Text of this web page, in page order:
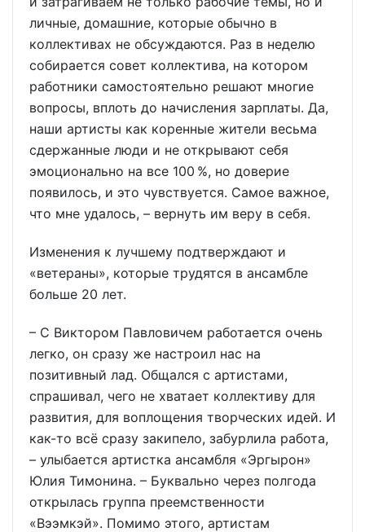
личные, домашние, которые обычно в
коллективах не обсуждаются. Раз в неделю
собирается совет коллектива, на котором
работники самостоятельно решают многие
вопросы, вплоть до начисления зарплаты. Да,
наши артисты как коренные жители весьма
сдержанные люди и не открывают себя
эмоционально на все 100 %, но доверие
появилось, и это чувствуется. Самое важное,
что мне удалось, – вернуть им веру в себя.
Изменения к лучшему подтверждают и
«ветераны», которые трудятся в ансамбле
больше 20 лет.
– С Виктором Павловичем работается очень
легко, он сразу же настроил нас на
позитивный лад. Общался с артистами,
спрашивал, чего не хватает коллективу для
развития, для воплощения творческих идей. И
как-то всё сразу закипело, забурлила работа,
– улыбается артистка ансамбля «Эргырон»
Юлия Тимонина. – Буквально через полгода
открылась группа преемственности
«Вээмкэй». Помимо этого, артистам